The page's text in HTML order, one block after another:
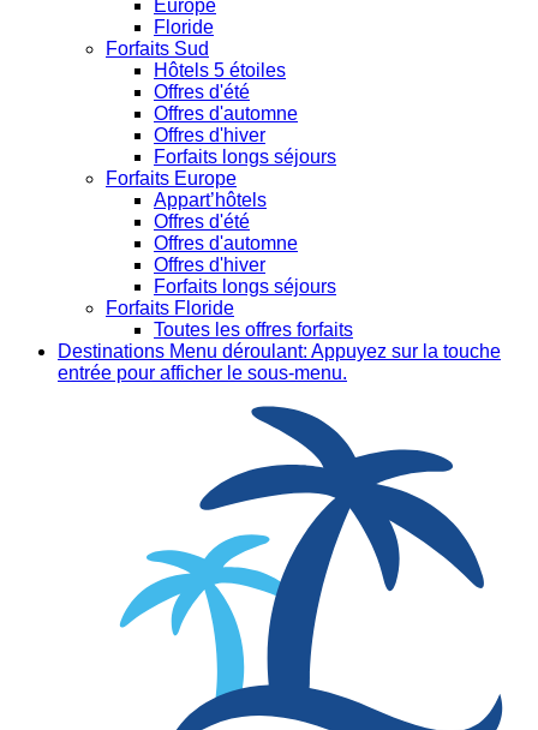
Europe
Floride
Forfaits Sud
Hôtels 5 étoiles
Offres d'été
Offres d'automne
Offres d'hiver
Forfaits longs séjours
Forfaits Europe
Appart’hôtels
Offres d'été
Offres d'automne
Offres d'hiver
Forfaits longs séjours
Forfaits Floride
Toutes les offres forfaits
Destinations Menu déroulant: Appuyez sur la touche
entrée pour afficher le sous-menu.